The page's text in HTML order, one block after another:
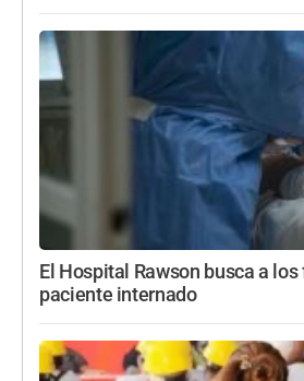
El Hospital Rawson busca a
paciente internado